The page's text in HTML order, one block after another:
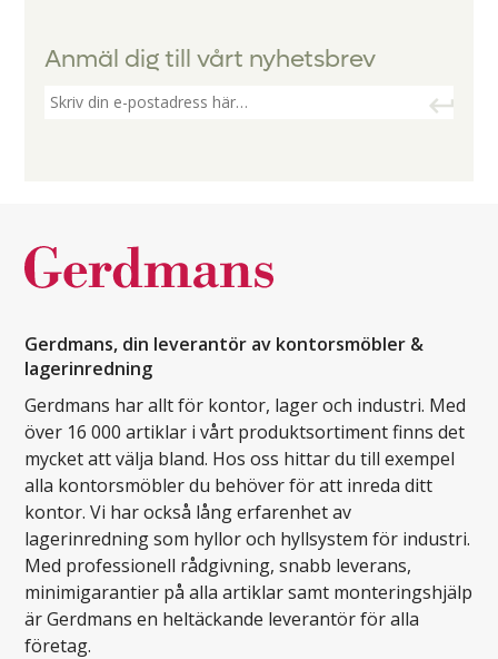
Anmäl dig till vårt nyhetsbrev
Gerdmans, din leverantör av kontorsmöbler &
lagerinredning
Gerdmans har allt för kontor, lager och industri. Med
över 16 000 artiklar i vårt produktsortiment finns det
mycket att välja bland. Hos oss hittar du till exempel
alla kontorsmöbler du behöver för att inreda ditt
kontor. Vi har också lång erfarenhet av
lagerinredning som hyllor och hyllsystem för industri.
Med professionell rådgivning, snabb leverans,
minimigarantier på alla artiklar samt monteringshjälp
är Gerdmans en heltäckande leverantör för alla
företag.